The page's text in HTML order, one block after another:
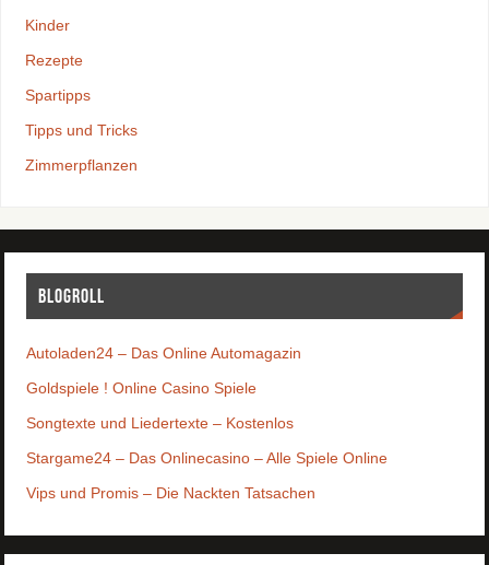
Kinder
Rezepte
Spartipps
Tipps und Tricks
Zimmerpflanzen
Blogroll
Autoladen24 – Das Online Automagazin
Goldspiele ! Online Casino Spiele
Songtexte und Liedertexte – Kostenlos
Stargame24 – Das Onlinecasino – Alle Spiele Online
Vips und Promis – Die Nackten Tatsachen